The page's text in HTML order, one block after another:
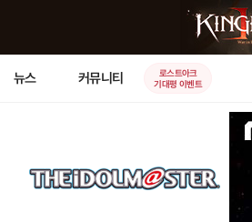
뉴스 커뮤니티
로스트아크
기대평 이벤트